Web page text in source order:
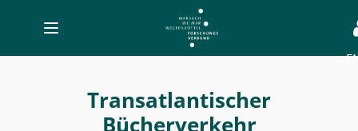
Toggle
navigation
Bücherverkehr
Transatlantischer
Bücherverkehr